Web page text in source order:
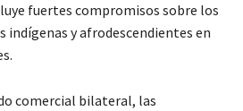
fuertes compromisos sobre los
indígenas y afrodescendientes en
comercial bilateral, las